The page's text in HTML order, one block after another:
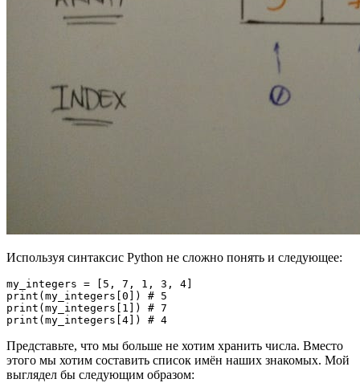
Используя синтаксис Python не сложно понять и следующее:
my_integers = [5, 7, 1, 3, 4]
print(my_integers[0]) # 5
print(my_integers[1]) # 7
Представьте, что мы больше не хотим хранить числа. Вместо
этого мы хотим составить список имён наших знакомых. Мой
выглядел бы следующим образом: